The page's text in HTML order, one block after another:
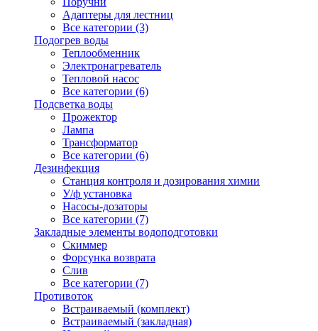
Адаптеры для лестниц
Все категории (3)
Подогрев воды
Теплообменник
Электронагреватель
Тепловой насос
Все категории (6)
Подсветка воды
Прожектор
Лампа
Трансформатор
Все категории (6)
Дезинфекция
Станция контроля и дозирования химии
У/ф установка
Насосы-дозаторы
Все категории (7)
Закладные элементы водоподготовки
Скиммер
Форсунка возврата
Слив
Все категории (7)
Противоток
Встраиваемый (комплект)
Встраиваемый (закладная)